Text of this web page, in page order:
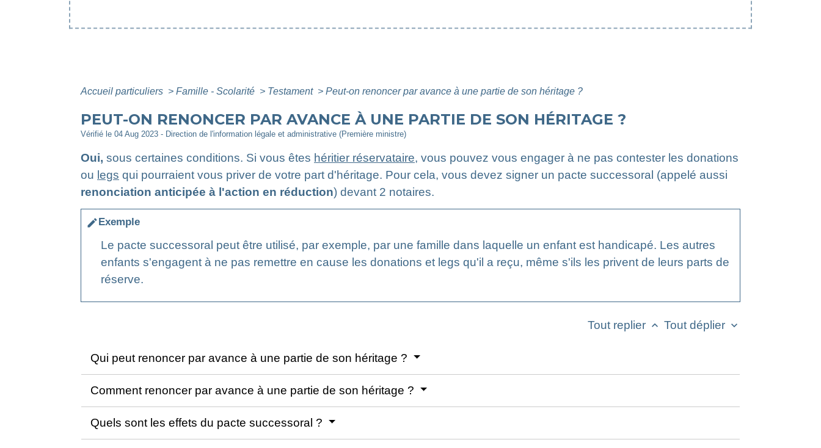
Accueil particuliers > Famille - Scolarité > Testament > Peut-on renoncer par avance à une partie de son héritage ?
PEUT-ON RENONCER PAR AVANCE À UNE PARTIE DE SON HÉRITAGE ?
Vérifié le 04 Aug 2023 - Direction de l'information légale et administrative (Première ministre)
Oui, sous certaines conditions. Si vous êtes héritier réservataire, vous pouvez vous engager à ne pas contester les donations
ou legs qui pourraient vous priver de votre part d'héritage. Pour cela, vous devez signer un pacte successoral (appelé aussi
renonciation anticipée à l'action en réduction) devant 2 notaires.
edit Exemple
Le pacte successoral peut être utilisé, par exemple, par une famille dans laquelle un enfant est handicapé. Les autres
enfants s'engagent à ne pas remettre en cause les donations et legs qu'il a reçu, même s'ils les privent de leurs parts de
réserve.
Tout replier keyboard_arrow_up Tout déplier keyboard_arrow_down
Qui peut renoncer par avance à une partie de son héritage ?
Comment renoncer par avance à une partie de son héritage ?
Quels sont les effets du pacte successoral ?